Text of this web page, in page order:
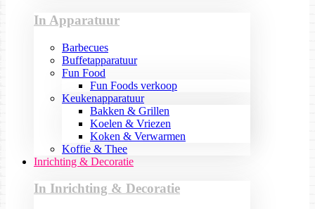
In Apparatuur
Barbecues
Buffetapparatuur
Fun Food
Fun Foods verkoop
Keukenapparatuur
Bakken & Grillen
Koelen & Vriezen
Koken & Verwarmen
Koffie & Thee
Inrichting & Decoratie
In Inrichting & Decoratie